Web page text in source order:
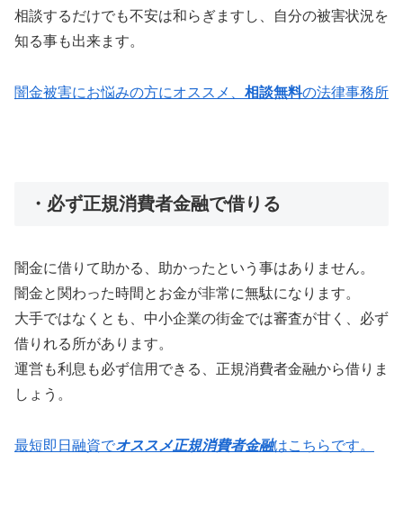
相談するだけでも不安は和らぎますし、自分の被害状況を
知る事も出来ます。
闇金被害にお悩みの方にオススメ、 相談無料の法律事務所
・必ず正規消費者金融で借りる
闇金に借りて助かる、助かったという事はありません。
闇金と関わった時間とお金が非常に無駄になります。
大手ではなくとも、中小企業の街金では審査が甘く、必ず
借りれる所があります。
運営も利息も必ず信用できる、正規消費者金融から借りま
しょう。
最短即日融資でオススメ正規消費者金融はこちらです。